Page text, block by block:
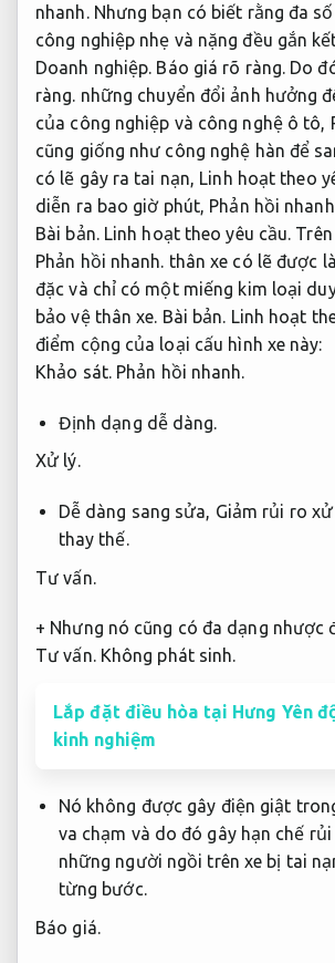
nhanh.Nhưng bạn có biết rằng đa
công nghiệp nhẹ và nặng đều gắn
Doanh nghiệp. Báo giá rõ ràng. Do
ràng. những chuyển đổi ảnh hưởng
của công nghiệp và công nghệ ô tô,
cũng giống như công nghệ hàn để
có lẽ gây ra tai nạn, Linh hoạt theo
diễn ra bao giờ phút, Phản hồi
Bài bản. Linh hoạt theo yêu cầu.
Phản hồi nhanh. thân xe có lẽ được
đặc và chỉ có một miếng kim loại
bảo vệ thân xe. Bài bản. Linh hoạt
điểm cộng của loại cấu hình xe này:
Khảo sát. Phản hồi nhanh.
Định dạng dễ dàng.
Xử lý.
Dễ dàng sang sửa, Giảm rủi ro xử
thay thế.
Tư vấn.
+ Nhưng nó cũng có đa dạng nhược
Tư vấn. Không phát sinh.
Lắp đặt điều hòa tại Hưng Yên
kinh nghiệm
Nó không được gây điện giật
va chạm và do đó gây hạn chế
những người ngồi trên xe bị tai
từng bước.
Báo giá.